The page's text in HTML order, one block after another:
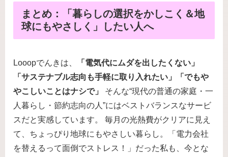
まとめ：「暮らしの選択をかしこく＆地
球にもやさしく」したい人へ
Looopでんきは、
「電気代にムダを出したくない」
「サステナブル志向も手軽に取り入れたい」「でもや
やこしいことはナシで」
そんな“現代の普通の家庭・一
人暮らし・節約志向の人”にはベストバランスなサービ
スだと実感しています。 毎月の光熱費がクリアに見え
て、ちょっぴり地球にもやさしい暮らし。「電力会社
を替えるって面倒でストレス！」だった私も、今とな